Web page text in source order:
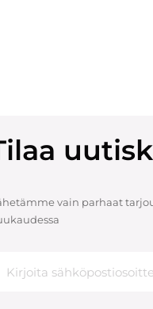
vain parhaat